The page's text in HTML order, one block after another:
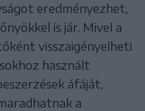
eredményezhet,
is jár. Mivel a
visszaigényelheti
használt
áfáját,
a